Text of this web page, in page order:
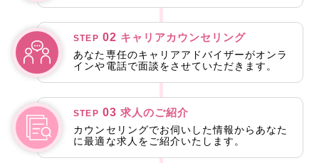
STEP 02 キャリアカウンセリング
あなた専任のキャリアアドバイザーがオンラ
インや電話で面談をさせていただきます。
STEP 03 求人のご紹介
カウンセリングでお伺いした情報からあなた
に最適な求人をご紹介いたします。